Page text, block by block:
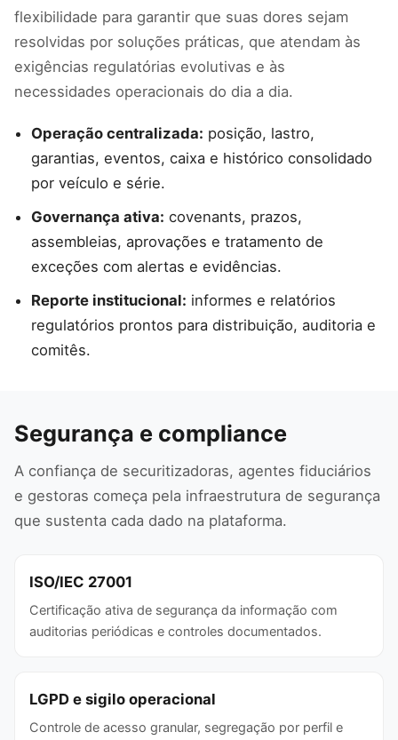
flexibilidade para garantir que suas dores sejam
resolvidas por soluções práticas, que atendam às
exigências regulatórias evolutivas e às
necessidades operacionais do dia a dia.
Operação centralizada: posição, lastro,
garantias, eventos, caixa e histórico consolidado
por veículo e série.
Governança ativa: covenants, prazos,
assembleias, aprovações e tratamento de
exceções com alertas e evidências.
Reporte institucional: informes e relatórios
regulatórios prontos para distribuição, auditoria e
comitês.
Segurança e compliance
A confiança de securitizadoras, agentes fiduciários
e gestoras começa pela infraestrutura de segurança
que sustenta cada dado na plataforma.
ISO/IEC 27001
Certificação ativa de segurança da informação com
auditorias periódicas e controles documentados.
LGPD e sigilo operacional
Controle de acesso granular, segregação por perfil e